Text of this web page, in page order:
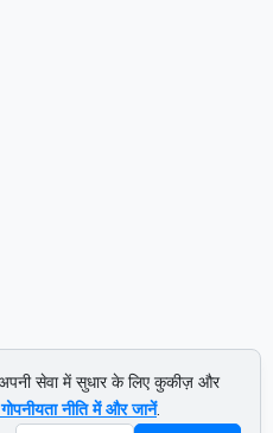
सेवा में सुधार के लिए कुकीज़ और
गोपनीयता नीति में और जानें.